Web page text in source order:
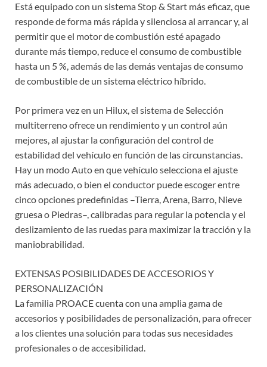
Está equipado con un sistema Stop & Start más eficaz, que
responde de forma más rápida y silenciosa al arrancar y, al
permitir que el motor de combustión esté apagado
durante más tiempo, reduce el consumo de combustible
hasta un 5 %, además de las demás ventajas de consumo
de combustible de un sistema eléctrico híbrido.
Por primera vez en un Hilux, el sistema de Selección
multiterreno ofrece un rendimiento y un control aún
mejores, al ajustar la configuración del control de
estabilidad del vehículo en función de las circunstancias.
Hay un modo Auto en que vehículo selecciona el ajuste
más adecuado, o bien el conductor puede escoger entre
cinco opciones predefinidas –Tierra, Arena, Barro, Nieve
gruesa o Piedras–, calibradas para regular la potencia y el
deslizamiento de las ruedas para maximizar la tracción y la
maniobrabilidad.
EXTENSAS POSIBILIDADES DE ACCESORIOS Y
PERSONALIZACIÓN
La familia PROACE cuenta con una amplia gama de
accesorios y posibilidades de personalización, para ofrecer
a los clientes una solución para todas sus necesidades
profesionales o de accesibilidad.